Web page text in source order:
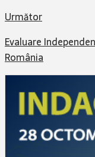
Următor
Evaluare
România